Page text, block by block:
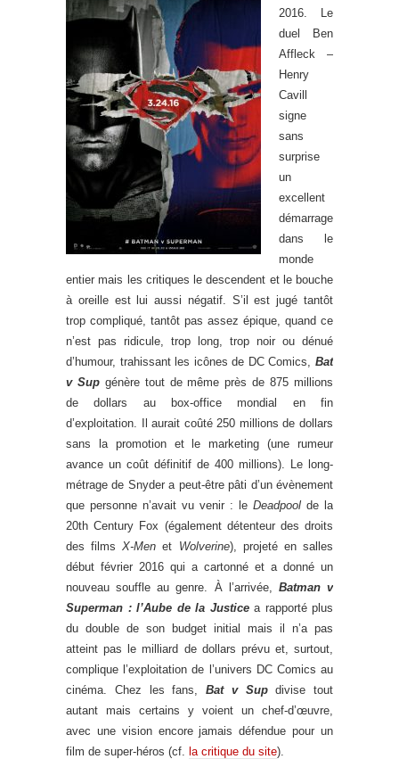
2016. Le
duel Ben
Affleck –
Henry
Cavill
signe
sans
surprise
un
excellent
démarrage
dans le
monde
entier mais les critiques le descendent et le bouche
à oreille est lui aussi négatif. S’il est jugé tantôt
trop compliqué, tantôt pas assez épique, quand ce
n’est pas ridicule, trop long, trop noir ou dénué
d’humour, trahissant les icônes de DC Comics, Bat
v Supgénère tout de même près de 875 millions
de dollars au box-office mondial en fin
d’exploitation. Il aurait coûté 250 millions de dollars
sans la promotion et le marketing (une rumeur
avance un coût définitif de 400 millions). Le long-
métrage de Snyder a peut-être pâti d’un évènement
que personne n’avait vu venir : le Deadpool de la
20th Century Fox (également détenteur des droits
des filmsX-Men et Wolverine), projeté en salles
début février 2016 qui a cartonné et a donné un
nouveau souffle au genre. À l’arrivée, Batman v
Superman : l’Aube de la Justicea rapporté plus
du double de son budget initial mais il n’a pas
atteint pas le milliard de dollars prévu et, surtout,
complique l’exploitation de l’univers DC Comics au
cinéma. Chez les fans, Bat v Supdivise tout
autant mais certains y voient un chef-d’œuvre,
avec une vision encore jamais défendue pour un
film de super-héros (cf. la critique du site).